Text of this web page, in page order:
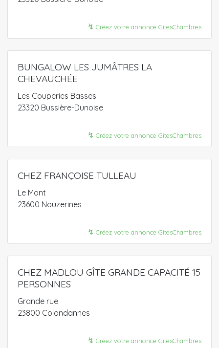
↯ Créez votre annonce GitesChambres
BUNGALOW LES JUMÂTRES LA
CHEVAUCHÉE
Les Couperies Basses
23320 Bussière-Dunoise
↯ Créez votre annonce GitesChambres
CHEZ FRANÇOISE TULLEAU
Le Mont
23600 Nouzerines
↯ Créez votre annonce GitesChambres
CHEZ MADLOU GÎTE GRANDE CAPACITÉ 15
PERSONNES
Grande rue
23800 Colondannes
↯ Créez votre annonce GitesChambres